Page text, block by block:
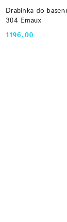
Drabinka do
304 Emaux
Cena:
1196.00